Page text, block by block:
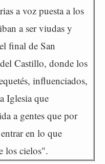
a voz puesta a los
a ser viudas y
final de San
Castillo, donde los
influenciados,
Iglesia que
a gentes que por
en lo que
los cielos".